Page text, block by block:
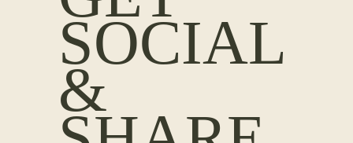
SOCIAL
&